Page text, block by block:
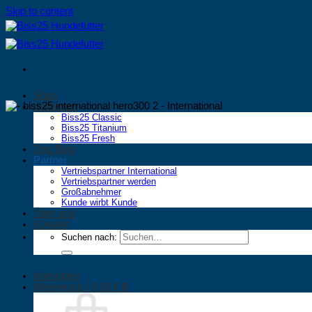
Skip to content
Shop
Sortiment
Biss25 Classic
Biss25 Titanium
Biss25 Fresh
Dog Blog
Partner
Vertriebspartner International
Vertriebspartner werden
Großabnehmer
Kunde wirbt Kunde
Über uns
Kontakt
Suchen nach:
Anmelden
Warenkorb / 0,00 € 0